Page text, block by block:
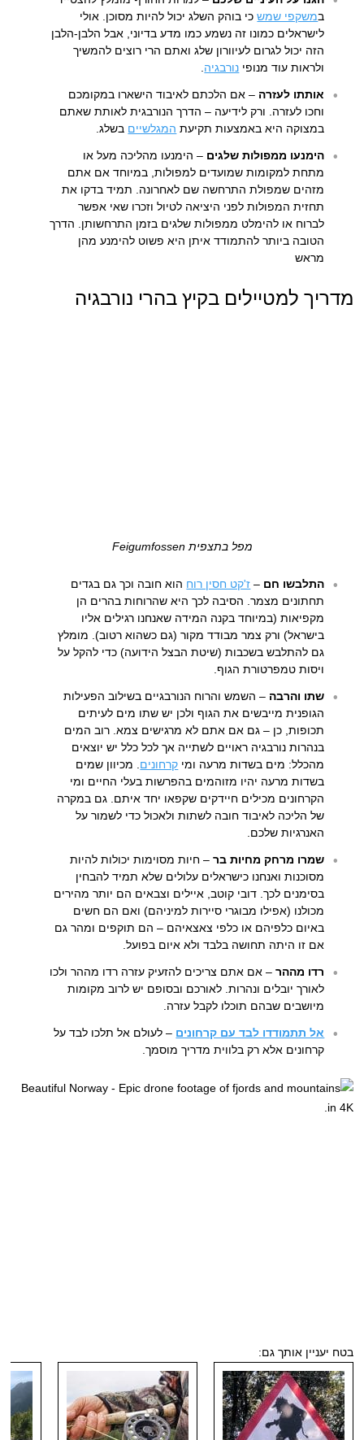
במשקפי שמשכי בוהק השלג יכול להיות מסוכן. אולי
לישראלים כמונו זה נשמע כמו מדע בדיוני, אבל הלבן-הלבן
הזה יכול לגרום לעיוורון שלג ואתם הרי רוצים להמשיך
ולראות עוד מנופי נורבגיה.
אותתו לעזרה – אם הלכתם לאיבוד הישארו במקומכם
וחכו לעזרה. ורק לידיעה – הדרך הנורבגית לאותת שאתם
במצוקה היא באמצעות תקיעת המגלשיים בשלג.
הימנעו ממפולות שלגים – הימנעו מהליכה מעל או
מתחת למקומות שמועדים למפולות, במיוחד אם אתם
מזהים שמפולת התרחשה שם לאחרונה. תמיד בדקו את
תחזית המפולות לפני היציאה לטיול וזכרו שאי אפשר
לברוח או להימלט ממפולות שלגים בזמן התרחשותן. הדרך
הטובה ביותר להתמודד איתן היא פשוט להימנע מהן
מראש
מדריך למטיילים בקיץ בהרי נורבגיה
מפל בתצפית Feigumfossen
התלבשו חם – ז'קט חסין רוח הוא חובה וכך גם בגדים
תחתונים מצמר. הסיבה לכך היא שהרוחות בהרים הן
מקפיאות (במיוחד בקנה המידה שאנחנו רגילים אליו
בישראל) ורק צמר מבודד מקור (גם כשהוא רטוב). מומלץ
גם להתלבש בשכבות (שיטת הבצל הידועה) כדי להקל על
ויסות טמפרטורת הגוף.
שתו והרבה – השמש והרוח הנורבגיים בשילוב הפעילות
הגופנית מייבשים את הגוף ולכן יש שתו מים לעיתים
תכופות, כן – גם אם אתם לא מרגישים צמא. רוב המים
בנהרות נורבגיה ראויים לשתייה אך לכל כלל יש יוצאים
מהכלל: מים בשדות מרעה ומי קרחונים. מכיוון שמים
בשדות מרעה יהיו מזוהמים בהפרשות בעלי החיים ומי
הקרחונים מכילים חיידקים שקפאו יחד איתם. גם במקרה
של הליכה לאיבוד חובה לשתות ולאכול כדי לשמור על
האנרגיות שלכם.
שמרו מרחק מחיות בר– חיות מסוימות יכולות להיות
מסוכנות ואנחנו כישראלים עלולים שלא תמיד להבחין
בסימנים לכך. דובי קוטב, איילים וצבאים הם יותר מהירים
מכולנו (אפילו מבוגרי סיירות למיניהם) ואם הם חשים
באיום כלפיהם או כלפי צאצאיהם – הם תוקפים ומהר גם
אם זו היתה תחושה בלבד ולא איום בפועל.
רדו מההר– אם אתם צריכים להזעיק עזרה רדו מההר ולכו
לאורך יובלים ונהרות. לאורכם ובסופם יש לרוב מקומות
מיושבים שבהם תוכלו לקבל עזרה.
אל תתמודדו לבד עם קרחונים – לעולם אל תלכו לבד על
קרחונים אלא רק בלווית מדריך מוסמך.
בטח יעניין אותך גם: